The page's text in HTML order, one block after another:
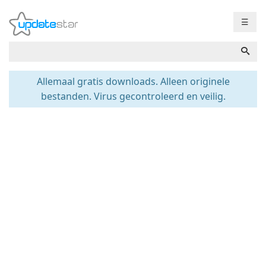
☰
Allemaal gratis downloads. Alleen originele
bestanden. Virus gecontroleerd en veilig.